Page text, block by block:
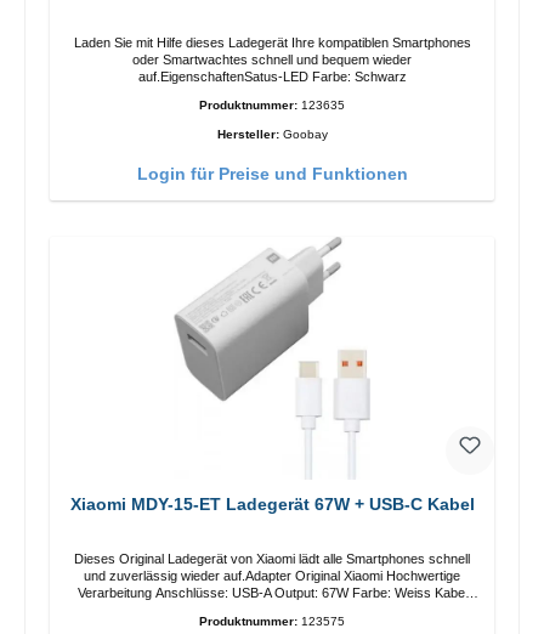
Laden Sie mit Hilfe dieses Ladegerät Ihre kompatiblen Smartphones
oder Smartwachtes schnell und bequem wieder
auf.EigenschaftenSatus-LED Farbe: Schwarz
Produktnummer: 123635
Hersteller: Goobay
Login für Preise und Funktionen
Xiaomi MDY-15-ET Ladegerät 67W + USB-C Kabel
Dieses Original Ladegerät von Xiaomi lädt alle Smartphones schnell
und zuverlässig wieder auf.Adapter Original Xiaomi Hochwertige
Verarbeitung Anschlüsse: USB-A Output: 67W Farbe: Weiss Kabel
Produktnummer: 123575